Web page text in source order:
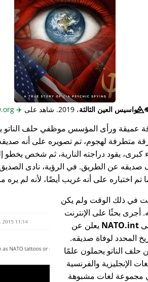
جواسيس العين الثالثة، 2019. شاهد على ✈️
.org
عميقة ورأى المؤسس موظفي حلف الناتو
متطرفة لهجوم، تم تصويره على أنه
يقود دراجته النارية، ثم شخص يخطو
صديقه عن الطريق. في الرؤية، نادى
على أنه غريب أيضًا، لأنه لم يره منذ ما
في ذلك الوقت ولم يكن
أجرى بحثًا على الإنترنت
NATO.int يعلن عن
المحدد لوفاة صديقه.
حلف الناتو يحملون علمًا
الإنجليزية والفرنسية
مجموعة لغات مشبوهة